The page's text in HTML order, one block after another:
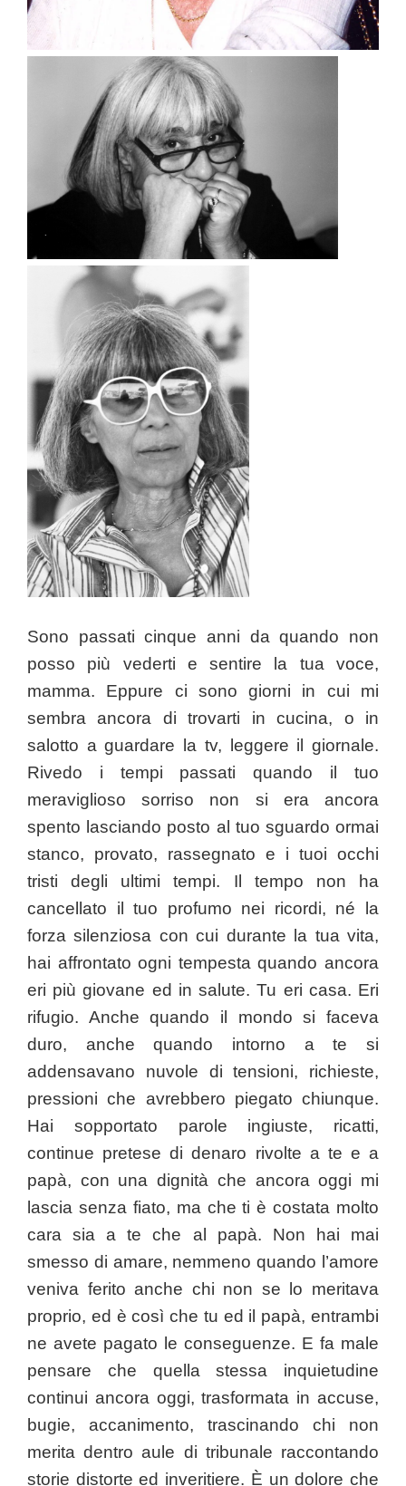
Sono passati cinque anni da quando non
posso più vederti e sentire la tua voce,
mamma. Eppure ci sono giorni in cui mi
sembra ancora di trovarti in cucina, o in
salotto a guardare la tv, leggere il giornale.
Rivedo i tempi passati quando il tuo
meraviglioso sorriso non si era ancora
spento lasciando posto al tuo sguardo ormai
stanco, provato, rassegnato e i tuoi occhi
tristi degli ultimi tempi. Il tempo non ha
cancellato il tuo profumo nei ricordi, né la
forza silenziosa con cui durante la tua vita,
hai affrontato ogni tempesta quando ancora
eri più giovane ed in salute. Tu eri casa. Eri
rifugio. Anche quando il mondo si faceva
duro, anche quando intorno a te si
addensavano nuvole di tensioni, richieste,
pressioni che avrebbero piegato chiunque.
Hai sopportato parole ingiuste, ricatti,
continue pretese di denaro rivolte a te e a
papà, con una dignità che ancora oggi mi
lascia senza fiato, ma che ti è costata molto
cara sia a te che al papà. Non hai mai
smesso di amare, nemmeno quando l’amore
veniva ferito anche chi non se lo meritava
proprio, ed è così che tu ed il papà, entrambi
ne avete pagato le conseguenze. E fa male
pensare che quella stessa inquietudine
continui ancora oggi, trasformata in accuse,
bugie, accanimento, trascinando chi non
merita dentro aule di tribunale raccontando
storie distorte ed inveritiere. È un dolore che